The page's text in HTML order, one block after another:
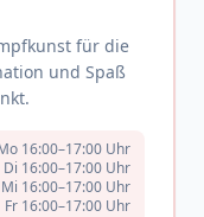
für die
und Spaß
16:00–17:00 Uhr
Di 16:00–17:00 Uhr
Mi 16:00–17:00 Uhr
Fr 16:00–17:00 Uhr